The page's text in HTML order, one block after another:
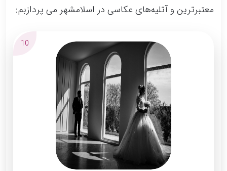
معتبرترین و آتلیه‌های عکاسی در اسلامشهر می پردازبم:
10